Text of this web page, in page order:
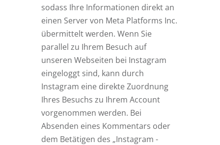
sodass Ihre Informationen direkt an
einen Server von Meta Platforms Inc.
übermittelt werden. Wenn Sie
parallel zu Ihrem Besuch auf
unseren Webseiten bei Instagram
eingeloggt sind, kann durch
Instagram eine direkte Zuordnung
Ihres Besuchs zu Ihrem Account
vorgenommen werden. Bei
Absenden eines Kommentars oder
dem Betätigen des „Instagram -